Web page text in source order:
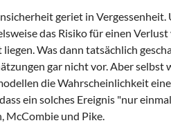
geriet in
das Risiko für einen
liegen. Was dann tatsächlich
gar nicht vor. Aber
die Wahrscheinlichkeit
ein solches Ereignis "nur
McCombie und Pike.